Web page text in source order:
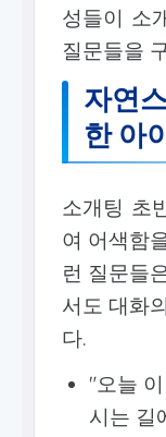
성들이 소
질문들을
자연
한 아
소개팅 초
여 어색함
런 질문들
서도 대화
다.
"오늘
시는 길